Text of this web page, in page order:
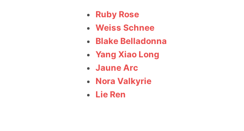
Ruby Rose
Weiss Schnee
Blake Belladonna
Yang Xiao Long
Jaune Arc
Nora Valkyrie
Lie Ren